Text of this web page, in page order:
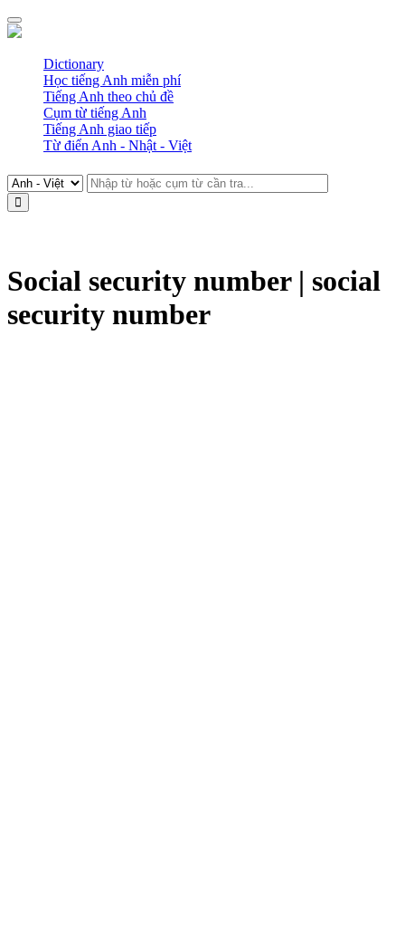
Dictionary
Học tiếng Anh miễn phí
Tiếng Anh theo chủ đề
Cụm từ tiếng Anh
Tiếng Anh giao tiếp
Từ điển Anh - Nhật - Việt
Social security number | social
security number